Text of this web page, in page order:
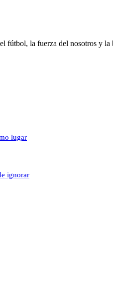
la fuerza del nosotros y la
lugar
ignorar